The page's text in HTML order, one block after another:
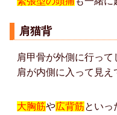
肩猫背
肩甲骨が外側に行って
肩が内側に入って見え
大胸筋や広背筋といっ